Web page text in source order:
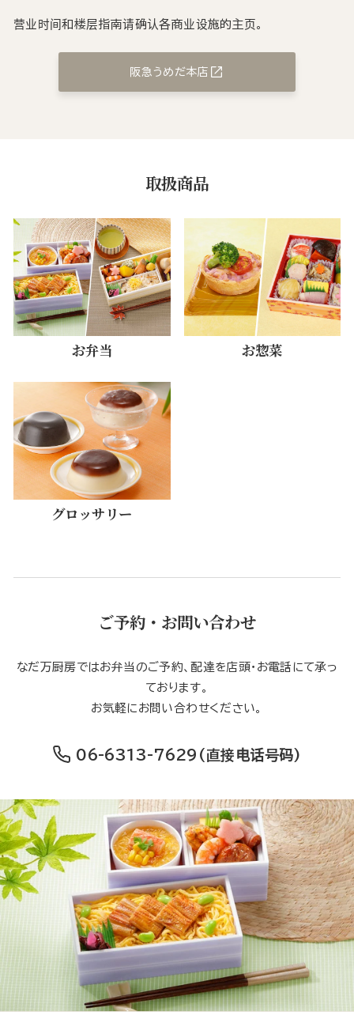
营业时间和楼层指南请确认各商业设施的主页。
阪急うめだ本店
取扱商品
お弁当 お惣菜
グロッサリー
ご予約・お問い合わせ
なだ万厨房ではお弁当のご予約、配達を店頭・お電話にて承っ
ております。
お気軽にお問い合わせください。
06-6313-7629 (直接电话号码)